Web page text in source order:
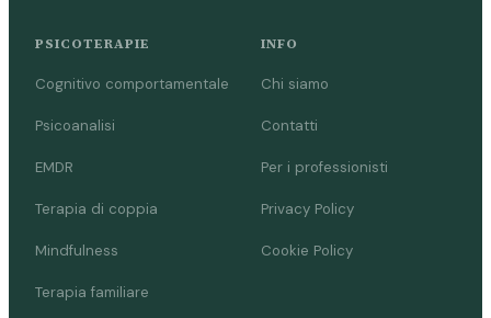
PSICOTERAPIE
Cognitivo comportamentale
Psicoanalisi
EMDR
Terapia di coppia
Mindfulness
Terapia familiare
INFO
Chi siamo
Contatti
Per i professionisti
Privacy Policy
Cookie Policy